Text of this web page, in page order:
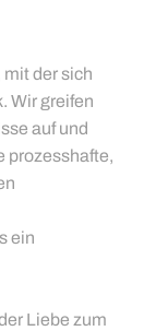
der sich
Wir greifen
auf und
prozesshafte,
ein
Liebe zum